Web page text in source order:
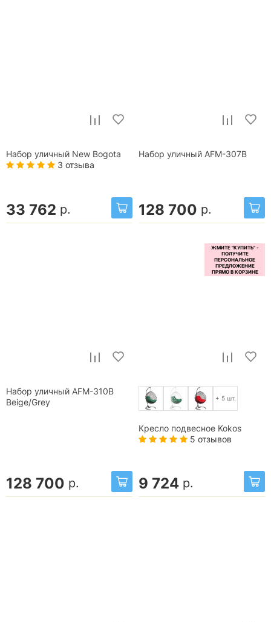
Набор уличный New Bogota
3 отзыва
33 762 р.
Набор уличный AFM-307B
128 700 р.
Набор уличный AFM-310B
Beige/Grey
128 700 р.
+ 5 шт.
Кресло подвесное Kokos
5 отзывов
9 724 р.